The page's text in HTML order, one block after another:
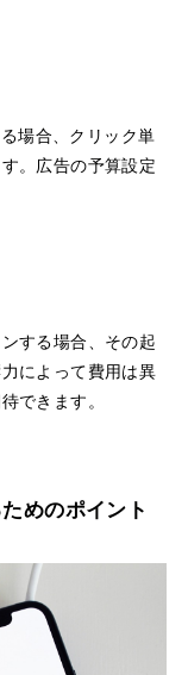
場合、クリック単
。広告の予算設定
する場合、その起
によって費用は異
できます。
めのポイント